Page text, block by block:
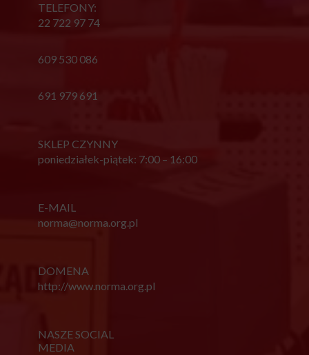
TELEFONY:
22 722 97 74
609 530 086
691 979 691
SKLEP CZYNNY
poniedziałek-piątek: 7:00 – 16:00
E-MAIL
norma@norma.org.pl
DOMENA
http://www.norma.org.pl
NASZE SOCIAL
MEDIA